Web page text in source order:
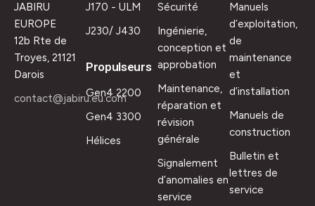
JABIRU
EUROPE
12b Rte de
Troyes, 21121
Darois
contact@jabiru.eu.com
J170 - ULM
J230/ J430
Propulseurs
Gen4 2200
Gen4 3300
Hélices
Sécurité
Ingénierie,
conception et
approbation
Maintenance,
réparation et
révision
générale
Signalement
d’anomalies en
service
Manuels
d’exploitation,
de
maintenance
et
d’installation
Manuels de
construction
Bulletin et
lettres de
service